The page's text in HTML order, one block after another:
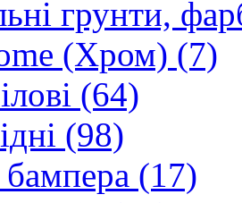
грунти,
(Хром) (7)
(64)
(98)
(17)